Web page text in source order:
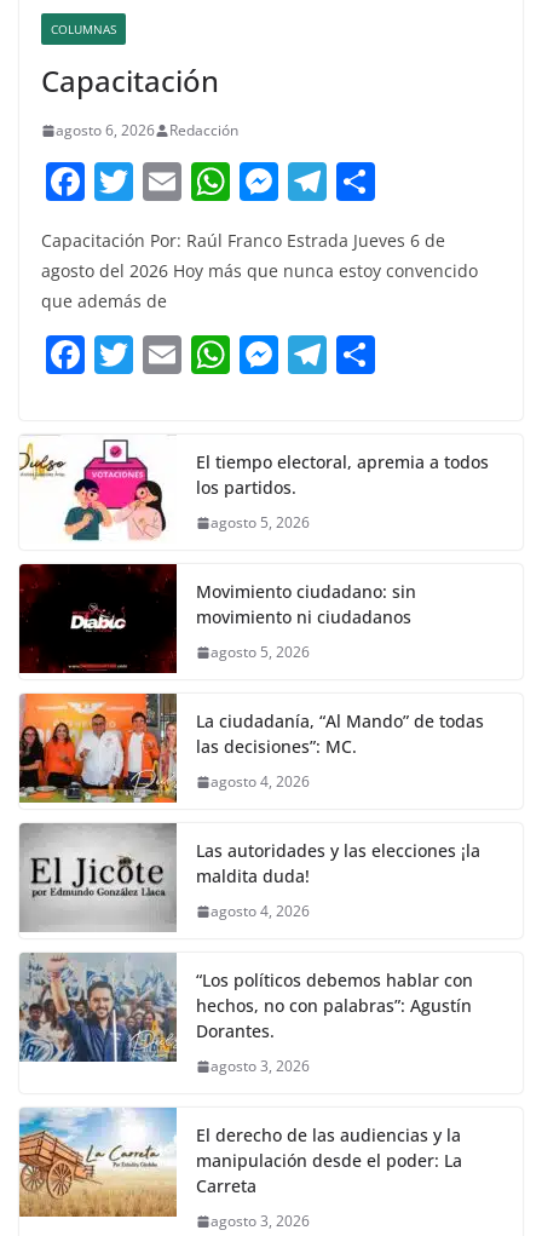
COLUMNAS
Capacitación
agosto 6, 2026 Redacción
F
a
c
e
b
o
k
T
itt
er
E
m
ai
W
at
A
p
M
ss
n
g
T
el
e
a
m
m
p
Capacitación Por: Raúl Franco Estrada Jueves 6 de
agosto del 2026 Hoy más que nunca estoy convencido
que además de
F
e
b
o
o
k
T
itt
er
E W
s
A
p
M
e
n
er
T
gr p
El tiempo electoral, apremia a todos
los partidos.
agosto 5, 2026
Movimiento ciudadano: sin
movimiento ni ciudadanos
agosto 5, 2026
La ciudadanía, “Al Mando” de todas
las decisiones”: MC.
agosto 4, 2026
Las autoridades y las elecciones ¡la
maldita duda!
agosto 4, 2026
“Los políticos debemos hablar con
hechos, no con palabras”: Agustín
Dorantes.
agosto 3, 2026
El derecho de las audiencias y la
manipulación desde el poder: La
Carreta
agosto 3, 2026